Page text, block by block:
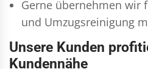
Gerne übernehmen wir
und Umzugsreinigung
Unsere Kunden
Kundennähe